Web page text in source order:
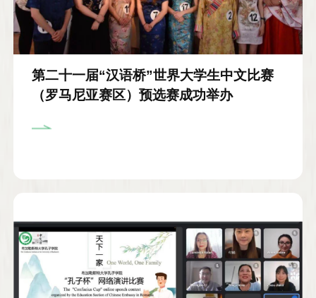
第二十一届“汉语桥”世界大学生中文比赛
（罗马尼亚赛区）预选赛成功举办